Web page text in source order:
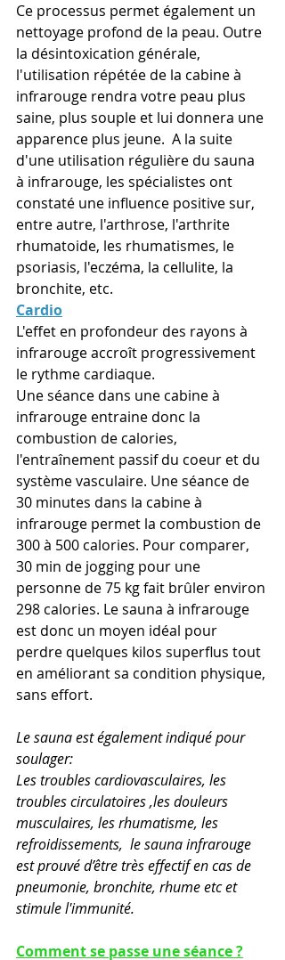
Ce processus permet également un
nettoyage profond de la peau. Outre
la désintoxication générale,
l'utilisation répétée de la cabine à
infrarouge rendra votre peau plus
saine, plus souple et lui donnera une
apparence plus jeune.  A la suite
d'une utilisation régulière du sauna
à infrarouge, les spécialistes ont
constaté une influence positive sur,
entre autre, l'arthrose, l'arthrite
rhumatoide, les rhumatismes, le
psoriasis, l'eczéma, la cellulite, la
bronchite, etc.
Cardio
L'effet en profondeur des rayons à
infrarouge accroît progressivement
le rythme cardiaque.
Une séance dans une cabine à
infrarouge entraine donc la
combustion de calories,
l'entraînement passif du coeur et du
système vasculaire. Une séance de
30 minutes dans la cabine à
infrarouge permet la combustion de
300 à 500 calories. Pour comparer,
30 min de jogging pour une
personne de 75 kg fait brûler environ
298 calories. Le sauna à infrarouge
est donc un moyen idéal pour
perdre quelques kilos superflus tout
en améliorant sa condition physique,
sans effort.
Le sauna est également indiqué pour
soulager:
Les troubles cardiovasculaires, les
troubles circulatoires ,les douleurs
musculaires, les rhumatisme, les
refroidissements,  le sauna infrarouge
est prouvé d’être très effectif en cas de
pneumonie, bronchite, rhume etc et
stimule l'immunité.
Comment se passe une séance ?